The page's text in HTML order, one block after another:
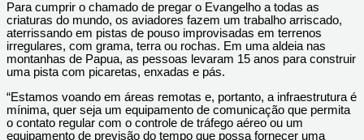
Para cumprir o chamado de pregar o Evangelho a todas as
criaturas do mundo, os aviadores fazem um trabalho arriscado,
aterrissando em pistas de pouso improvisadas em terrenos
irregulares, com grama, terra ou rochas. Em uma aldeia nas
montanhas de Papua, as pessoas levaram 15 anos para construir
uma pista com picaretas, enxadas e pás.
“Estamos voando em áreas remotas e, portanto, a infraestrutura é
mínima, quer seja um equipamento de comunicação que permita
o contato regular com o controle de tráfego aéreo ou um
equipamento de previsão do tempo que possa fornecer uma